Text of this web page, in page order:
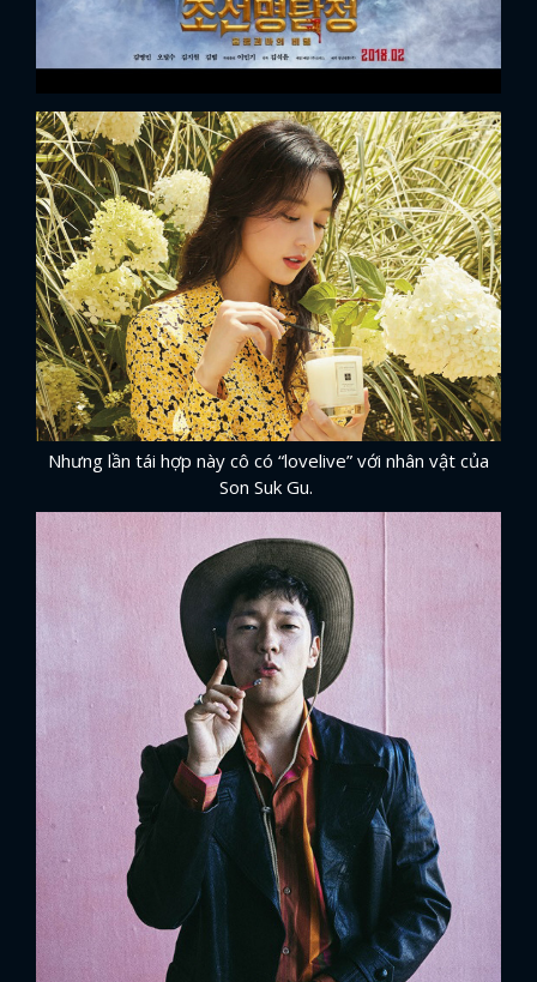
FACEBOOK GOOGLE
Nhưng lần tái hợp này cô có “lovelive” với nhân vật của
Son Suk Gu.